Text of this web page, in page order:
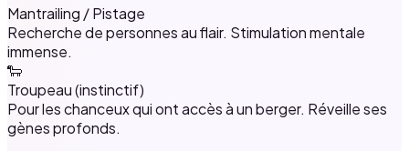
Mantrailing / Pistage
Recherche de personnes au flair. Stimulation mentale
immense.
🐑
Troupeau (instinctif)
Pour les chanceux qui ont accès à un berger. Réveille ses
gènes profonds.